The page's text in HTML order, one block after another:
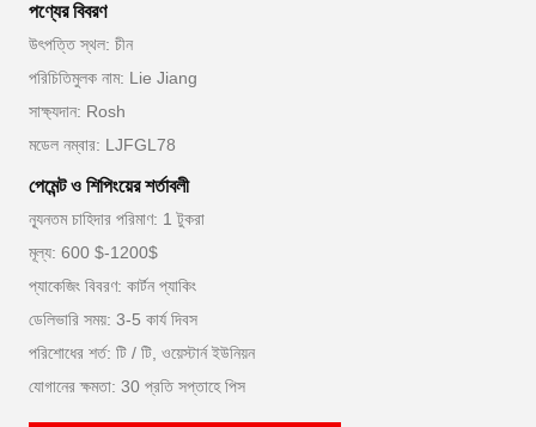
পণ্যের বিবরণ
উৎপত্তি স্থল: চীন
পরিচিতিমুলক নাম: Lie Jiang
সাক্ষ্যদান: Rosh
মডেল নম্বার: LJFGL78
পেমেন্ট ও শিপিংয়ের শর্তাবলী
ন্যূনতম চাহিদার পরিমাণ: 1 টুকরা
মূল্য: 600 $-1200$
প্যাকেজিং বিবরণ: কার্টন প্যাকিং
ডেলিভারি সময়: 3-5 কার্য দিবস
পরিশোধের শর্ত: টি / টি, ওয়েস্টার্ন ইউনিয়ন
যোগানের ক্ষমতা: 30 প্রতি সপ্তাহে পিস